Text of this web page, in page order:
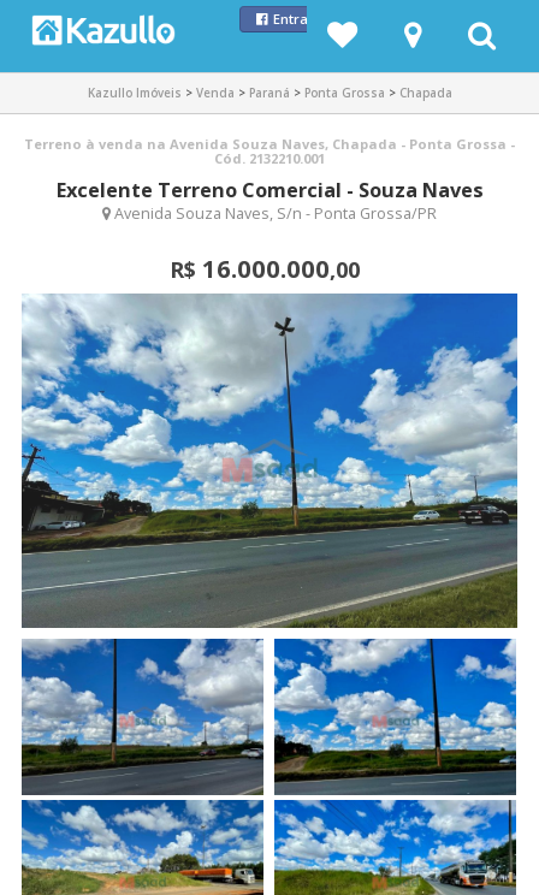
Entrar com Facebook
Kazullo Imóveis > Venda > Paraná > Ponta Grossa > Chapada
Terreno à venda na Avenida Souza Naves, Chapada - Ponta Grossa -
Cód. 2132210.001
Excelente Terreno Comercial - Souza Naves
Avenida Souza Naves, S/n - Ponta Grossa/PR
R$ 16.000.000,00